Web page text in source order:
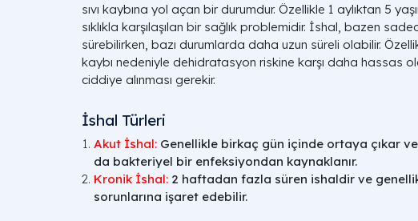
sıvı kaybına yol açan bir durumdur. Özellikle 1 aylıktan 5
sıklıkla karşılaşılan bir sağlık problemidir. İshal, bazen
sürebilirken, bazı durumlarda daha uzun süreli olabilir.
kaybı nedeniyle dehidratasyon riskine karşı daha hassas
ciddiye alınması gerekir.
İshal Türleri
Akut İshal: Genellikle birkaç gün içinde ortaya çıkar
da bakteriyel bir enfeksiyondan kaynaklanır.
Kronik İshal: 2 haftadan fazla süren ishaldir ve
sorunlarına işaret edebilir.